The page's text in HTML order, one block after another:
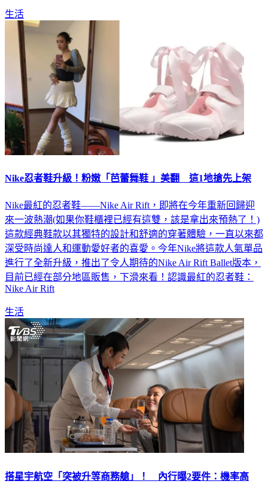
生活
Nike忍者鞋升級！粉嫩「芭蕾舞鞋 」美翻 這1地搶先上架
Nike最紅的忍者鞋——Nike Air Rift，即將在今年重新回歸迎
來一波熱潮(如果你鞋櫃裡已經有這雙，該是拿出來預熱了！)
這款經典鞋款以其獨特的設計和舒適的穿著體驗，一直以來都
深受時尚達人和運動愛好者的喜愛。今年Nike將這款人氣單品
進行了全新升級，推出了令人期待的Nike Air Rift Ballet版本，
目前已經在部分地區販售，下滑來看！認識最紅的忍者鞋：
Nike Air Rift
生活
搭星宇航空「突被升等商務艙」！ 內行曝2要件：機率高